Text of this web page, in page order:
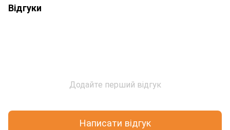
Відгуки
Додайте перший відгук
Написати відгук